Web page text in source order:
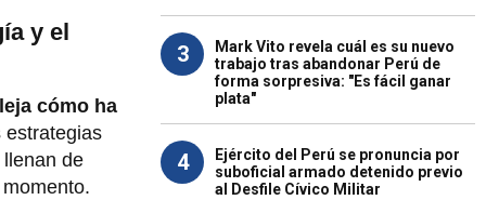
y el
cómo ha
estrategias
de
3
Mark Vito revela cuál es su nuevo
trabajo tras abandonar Perú de
forma sorpresiva: "Es fácil ganar
plata"
4
Ejército del Perú se pronuncia por
suboficial armado detenido previo
al Desfile Cívico Militar